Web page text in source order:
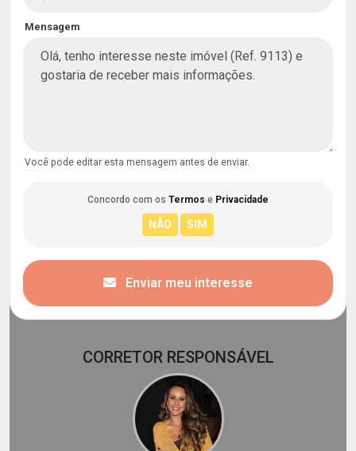
Mensagem
Você pode editar esta mensagem antes de enviar.
Concordo com os Termos e Privacidade
Enviar meu interesse
CORRETOR RESPONSÁVEL